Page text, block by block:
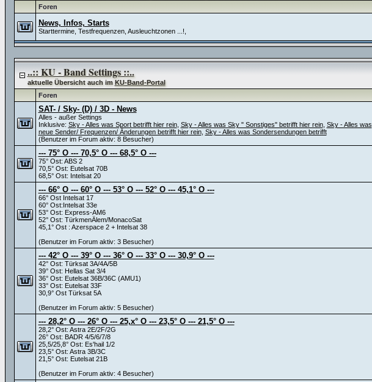
Foren
News, Infos, Starts
Starttermine, Testfrequenzen, Ausleuchtzonen ...!,
..:: KU - Band Settings ::..
aktuelle Übersicht auch im KU-Band-Portal
Foren
SAT- / Sky- (D) / 3D - News
Alles - außer Settings
Inklusive: Sky - Alles was Sport betrifft hier rein, Sky - Alles was Sky " Sonstiges" betrifft hier rein, Sky - Alles was
neue Sender/ Frequenzen/ Änderungen betrifft hier rein, Sky - Alles was Sondersendungen betrifft
(Benutzer im Forum aktiv: 8 Besucher)
--- 75° O --- 70,5° O --- 68,5° O ---
75° Ost: ABS 2
70,5° Ost: Eutelsat 70B
68,5° Ost: Intelsat 20
--- 66° O --- 60° O --- 53° O --- 52° O --- 45,1° O ---
66° Ost Intelsat 17
60° Ost:Intelsat 33e
53° Ost: Express-AM6
52° Ost: TürkmenÄlem/MonacoSat
45,1° Ost : Azerspace 2 + Intelsat 38
(Benutzer im Forum aktiv: 3 Besucher)
--- 42° O --- 39° O --- 36° O --- 33° O --- 30,9° O ---
42° Ost: Türksat 3A/4A/5B
39° Ost: Hellas Sat 3/4
36° Ost: Eutelsat 36B/36C (AMU1)
33° Ost: Eutelsat 33F
30,9° Ost Türksat 5A
(Benutzer im Forum aktiv: 5 Besucher)
--- 28,2° O --- 26° O --- 25,x° O --- 23,5° O --- 21,5° O ---
28,2° Ost: Astra 2E/2F/2G
26° Ost: BADR 4/5/6/7/8
25,5/25,8° Ost: Es'hail 1/2
23,5° Ost: Astra 3B/3C
21,5° Ost: Eutelsat 21B
(Benutzer im Forum aktiv: 4 Besucher)